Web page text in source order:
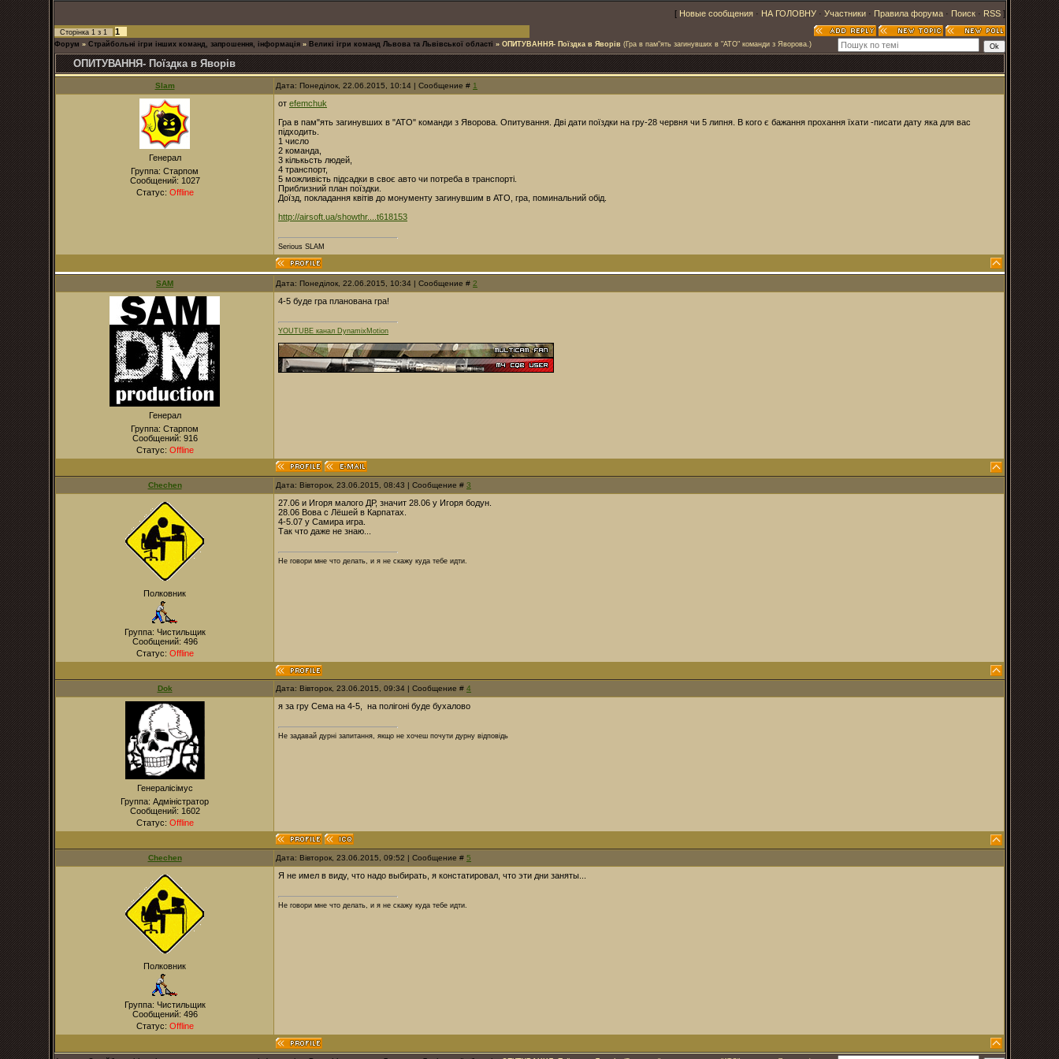
[ Новые сообщения · НА ГОЛОВНУ · Участники · Правила форума · Поиск · RSS ]
Сторінка 1 з 1 1
Форум » Страйбольні ігри інших команд, запрошення, інформація » Великі ігри команд Львова та Львівської області » ОПИТУВАННЯ- Поїздка в Яворів (Гра в пам"ять загинувших в "АТО" команди з Яворова.)
ОПИТУВАННЯ- Поїздка в Яворів
Slam Дата: Понеділок, 22.06.2015, 10:14 | Сообщение # 1
Генерал
Группа: Старпом
Сообщений: 1027
Статус: Offline
от efemchuk
Гра в пам"ять загинувших в "АТО" команди з Яворова. Опитування. Дві дати поїздки на гру-28 червня чи 5 липня. В кого є бажання прохання їхати -писати дату яка для вас
підходить.
1 число
2 команда,
3 кількьсть людей,
4 транспорт,
5 можливість підсадки в своє авто чи потреба в транспорті.
Приблизний план поїздки.
Доїзд, покладання квітів до монументу загинувшим в АТО, гра, поминальний обід.
http://airsoft.ua/showthr....t618153
Serious SLAM
SAM Дата: Понеділок, 22.06.2015, 10:34 | Сообщение # 2
Генерал
Группа: Старпом
Сообщений: 916
Статус: Offline
4-5 буде гра планована гра!
YOUTUBE канал DynamixMotion
Chechen Дата: Вівторок, 23.06.2015, 08:43 | Сообщение # 3
Полковник
Группа: Чистильщик
Сообщений: 496
Статус: Offline
27.06 и Игоря малого ДР, значит 28.06 у Игоря бодун.
28.06 Вова с Лёшей в Карпатах.
4-5.07 у Самира игра.
Так что даже не знаю...
Не говори мне что делать, и я не скажу куда тебе идти.
Dok Дата: Вівторок, 23.06.2015, 09:34 | Сообщение # 4
Генералісімус
Группа: Адміністратор
Сообщений: 1602
Статус: Offline
я за гру Сема на 4-5, на полігоні буде бухалово
Не задавай дурні запитання, якщо не хочеш почути дурну відповідь
Chechen Дата: Вівторок, 23.06.2015, 09:52 | Сообщение # 5
Полковник
Группа: Чистильщик
Сообщений: 496
Статус: Offline
Я не имел в виду, что надо выбирать, я констатировал, что эти дни заняты...
Не говори мне что делать, и я не скажу куда тебе идти.